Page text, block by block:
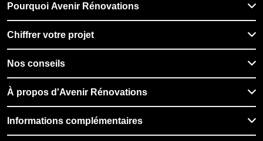
Pourquoi Avenir Rénovations
Chiffrer votre projet
Nos conseils
À propos d'Avenir Rénovations
Informations complémentaires